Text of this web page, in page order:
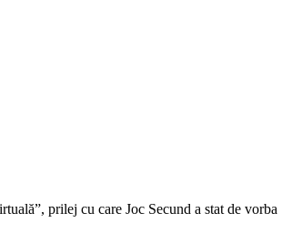
prilej cu care Joc Secund a stat de vorba